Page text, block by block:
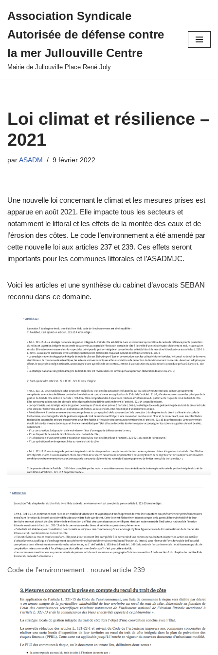
au
contenu
Association Syndicale
Autorisée de défense contre
la mer Jullouville Centre
Mairie de Jullouville Place René Joly
Loi climat et résilience –
2021
par ASADM 9 février 2022
Une nouvelle loi concernant le climat et les mesures prises est
apparue en août 2021. Elle impacte tous les secteurs et
notamment le littoral et les effets de la montée des eaux et de
l’érosion des côtes. Le code l’environnement a été amendé par
cette nouvelle loi aux articles 237 et 239. Ces effets seront
importants pour les communes littorales et l’ASADMJC.
Voici les articles et une synthèse du cabinet d’avocats SEBAN
reconnu dans ce domaine.
Code de l’environnement : nouvel article 239